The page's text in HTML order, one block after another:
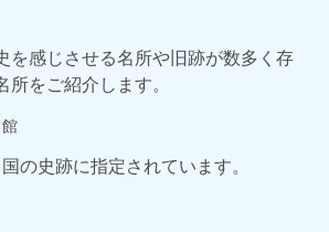
を感じさせる名所や旧跡が数多く存
をご紹介します。
国の史跡に指定されています。